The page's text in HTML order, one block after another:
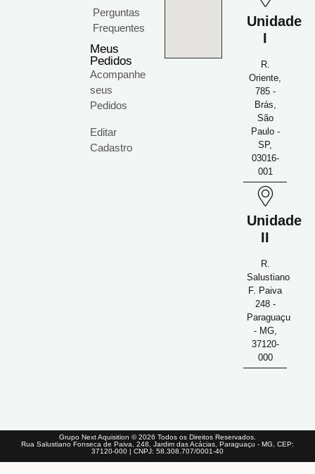
Perguntas
Frequentes
Meus
Pedidos
Acompanhe
seus
Pedidos
Editar
Cadastro
Unidade
I
R.
Oriente,
785 -
Brás,
São
Paulo -
SP,
03016-
001
Unidade
II
R.
Salustiano
F. Paiva
248 -
Paraguaçu
- MG,
37120-
000
Grupo Next Aquisition © 2026 Todos os Direitos Reservados.
Rua Salustiano Fonseca de Paiva, 248, Jardim das Acácias, Paraguaçu - MG, CEP:
37120-000 | CNPJ: 58.308.707/0001-40